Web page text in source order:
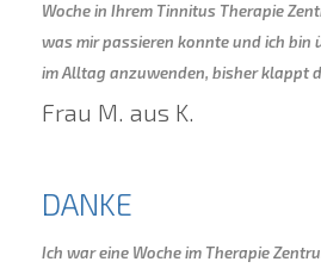
Woche in Ihrem Tinnitus Therapie
was mir passieren konnte und ich bin
im Alltag anzuwenden, bisher klappt
Frau M. aus K.
DANKE
Ich war eine Woche im Therapie